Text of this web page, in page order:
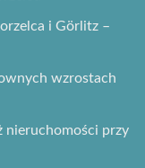
i Görlitz –
wzrostach
nieruchomości przy